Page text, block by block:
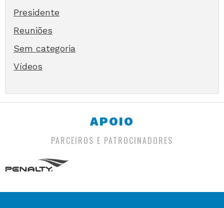
Presidente
Reuniões
Sem categoria
Vídeos
APOIO
PARCEIROS E PATROCINADORES